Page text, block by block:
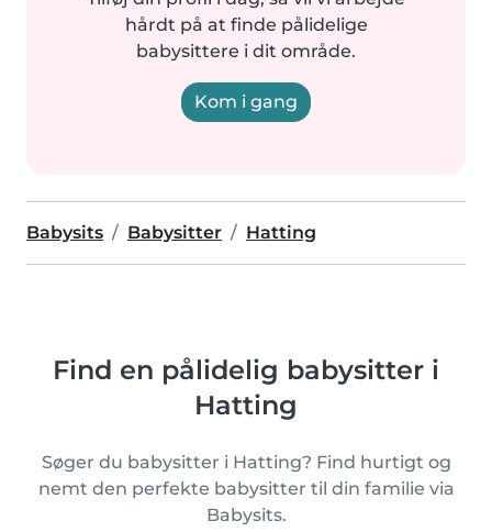
hårdt på at finde pålidelige
babysittere i dit område.
Kom i gang
Babysits Babysitter Hatting
Find en pålidelig babysitter i
Hatting
Søger du babysitter i Hatting? Find hurtigt og
nemt den perfekte babysitter til din familie via
Babysits.